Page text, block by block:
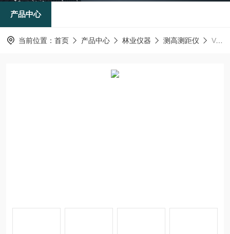
产品中心
当前位置： 首页 产品中心 林业仪器 测高测距仪 Vertex Laser Geo2激光超声波定位测高测距仪